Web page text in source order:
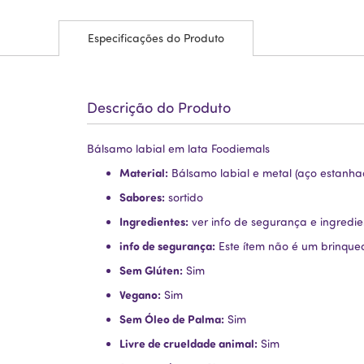
Especificações do Produto
Descrição do Produto
Bálsamo labial em lata Foodiemals
Material: Bálsamo labial e metal (aço
Sabores: sortido
Ingredientes: ver info de segurança e
info de segurança: Este ítem não é um
Sem Glúten: Sim
Vegano: Sim
Sem Óleo de Palma: Sim
Livre de crueldade animal: Sim